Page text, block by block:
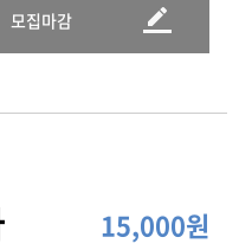
모집마감
15,000원